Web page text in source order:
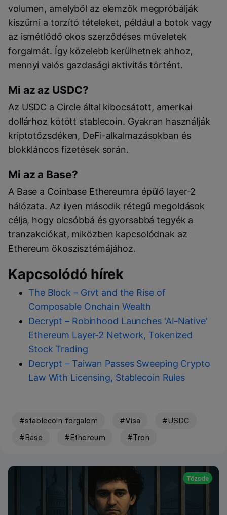
volumen, amelyből az elemzők megpróbálják
kiszűrni a torzító tételeket, például a botok vagy
az ismétlődő okos szerződéses műveletek
forgalmát. Így közelebb kerülhetnek ahhoz,
mennyi valós gazdasági aktivitás történt.
Mi az az USDC?
Az USDC a Circle által kibocsátott, amerikai
dollárhoz kötött stablecoin. Gyakran használják
kriptotőzsdéken, DeFi-alkalmazásokban és
blokkláncos fizetések során.
Mi az a Base?
A Base a Coinbase Ethereumra épülő layer-2
hálózata. Az ilyen második rétegű megoldások
célja, hogy olcsóbbá és gyorsabbá tegyék a
tranzakciókat, miközben kapcsolódnak az
Ethereum ökoszisztémájához.
Kapcsolódó hírek
The Block – Grvt and the Rise of
Composable Onchain Wealth
Decrypt – Robinhood Launches 'AI-Native'
Ethereum Layer-2 Network, Tokenized
Stock Trading
Decrypt – Taiwan Passes Sweeping Crypto
Law With Licensing, Stablecoin Rules
#stablecoin forgalom #Visa
#USDC
#Base
#Ethereum #Tron
Tőzsde